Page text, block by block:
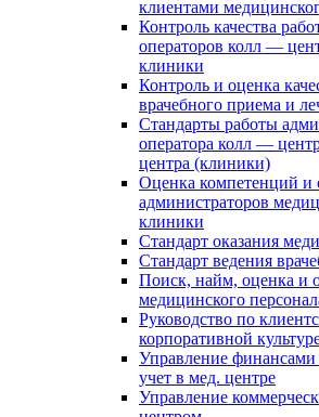
клиентами
Контроль качества
операторов колл —
клиники
Контроль и оценка
врачебного приема и
Стандарты работы
оператора колл —
центра (клиники)
Оценка компетенций и
администраторов
клиники
Стандарт оказания
Стандарт ведения
Поиск, найм, оценка и
медицинского
Руководство по
корпоративной
Управление финансами
учет в мед. центре
Управление